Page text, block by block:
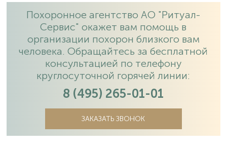
Похоронное агентство АО "Ритуал-
Сервис" окажет вам помощь в
организации похорон близкого вам
человека. Обращайтесь за бесплатной
консультацией по телефону
круглосуточной горячей линии:
8 (495) 265-01-01
ЗАКАЗАТЬ ЗВОНОК